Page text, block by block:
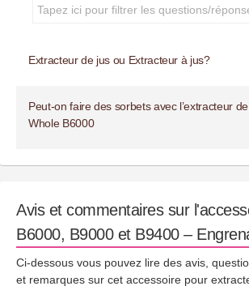
Extracteur de jus ou Extracteur à jus?
Peut-on faire des sorbets avec l’extracteur
Whole B6000
Avis et commentaires sur
B6000, B9000 et B9400 –
Ci-dessous vous pouvez lire des avis,
et remarques sur cet accessoire pour